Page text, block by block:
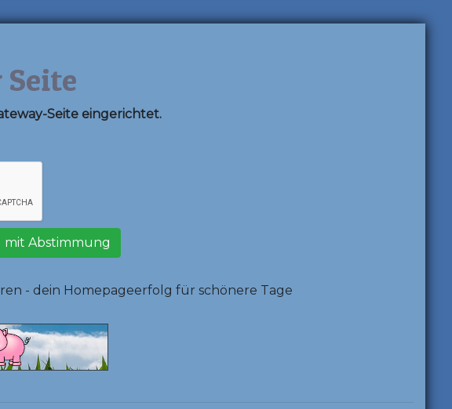
Seite eingerichtet.
mit Abstimmung
- dein Homepageerfolg für schönere Tage